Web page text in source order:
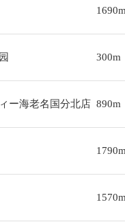
300m
ー海老名国分北店 890m